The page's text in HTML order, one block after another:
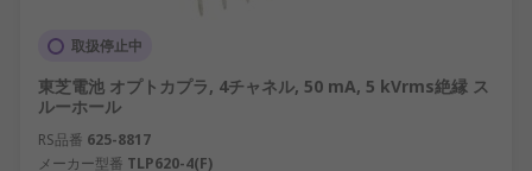
取扱停止中
東芝電池 オプトカプラ, 4チャネル, 50 mA, 5 kVrms絶縁 ス
ルーホール
RS品番 625-8817
メーカー型番 TLP620-4(F)